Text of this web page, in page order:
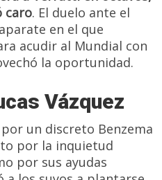
caro. El duelo ante el
en el que
acudir al Mundial con
la oportunidad.
Vázquez
un discreto Benzema
por la inquietud
por sus ayudas